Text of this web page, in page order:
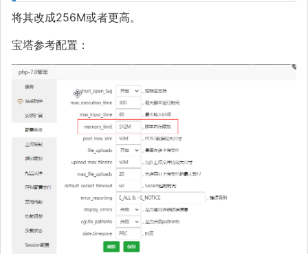
将其改成256M或者更高。
宝塔参考配置：